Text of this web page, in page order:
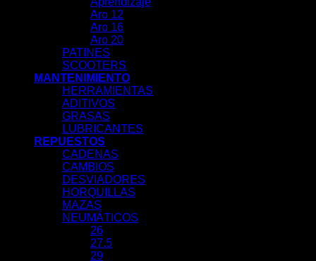
Aro 12
Aro 16
Aro 20
PATINES
SCOOTERS
MANTENIMIENTO
HERRAMIENTAS
ADITIVOS
GRASAS
LUBRICANTES
REPUESTOS
CADENAS
CAMBIOS
DESVIADORES
HORQUILLAS
MAZAS
NEUMÁTICOS
26
27.5
29